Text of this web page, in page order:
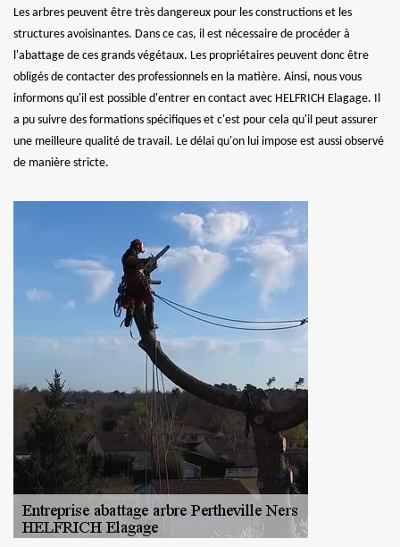
Les arbres peuvent être très dangereux pour les constructions et les
structures avoisinantes. Dans ce cas, il est nécessaire de procéder à
l'abattage de ces grands végétaux. Les propriétaires peuvent donc être
obligés de contacter des professionnels en la matière. Ainsi, nous vous
informons qu'il est possible d'entrer en contact avec HELFRICH Elagage. Il
a pu suivre des formations spécifiques et c'est pour cela qu'il peut assurer
une meilleure qualité de travail. Le délai qu'on lui impose est aussi observé
de manière stricte.